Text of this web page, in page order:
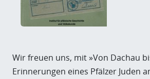
Wir freuen uns, mit »Von Dachau
Erinnerungen eines Pfälzer Juden